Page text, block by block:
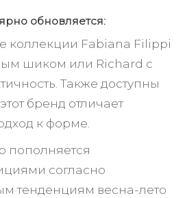
обновляется:
коллекции Fabiana Filippi
шиком или Richard c
Также доступны
бренд отличает
к форме.
пополняется
согласно
тенденциям весна-лето